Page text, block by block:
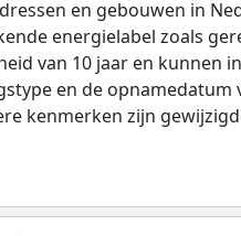
en gebouwen in
energielabel zoals
van 10 jaar en kunnen
en de opnamedatum
kenmerken zijn